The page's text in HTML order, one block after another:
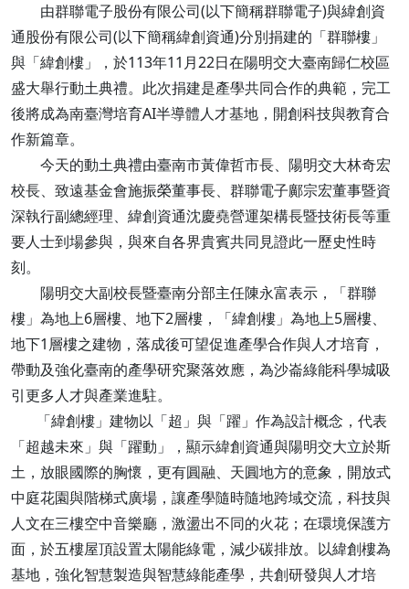
由群聯電子股份有限公司(以下簡稱群聯電子)與緯創資
通股份有限公司(以下簡稱緯創資通)分別捐建的「群聯樓」
與「緯創樓」，於113年11月22日在陽明交大臺南歸仁校區
盛大舉行動土典禮。此次捐建是產學共同合作的典範，完工
後將成為南臺灣培育AI半導體人才基地，開創科技與教育合
作新篇章。
今天的動土典禮由臺南市黃偉哲市長、陽明交大林奇宏
校長、致遠基金會施振榮董事長、群聯電子鄺宗宏董事暨資
深執行副總經理、緯創資通沈慶堯營運架構長暨技術長等重
要人士到場參與，與來自各界貴賓共同見證此一歷史性時
刻。
陽明交大副校長暨臺南分部主任陳永富表示，「群聯
樓」為地上6層樓、地下2層樓，「緯創樓」為地上5層樓、
地下1層樓之建物，落成後可望促進產學合作與人才培育，
帶動及強化臺南的產學研究聚落效應，為沙崙綠能科學城吸
引更多人才與產業進駐。
「緯創樓」建物以「超」與「躍」作為設計概念，代表
「超越未來」與「躍動」，顯示緯創資通與陽明交大立於斯
土，放眼國際的胸懷，更有圓融、天圓地方的意象，開放式
中庭花園與階梯式廣場，讓產學隨時隨地跨域交流，科技與
人文在三樓空中音樂廳，激盪出不同的火花；在環境保護方
面，於五樓屋頂設置太陽能綠電，減少碳排放。以緯創樓為
基地，強化智慧製造與智慧綠能產學，共創研發與人才培